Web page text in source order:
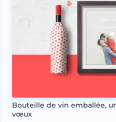
Bouteille de vin emballée,
vœux